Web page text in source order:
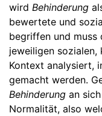
wird Behinderung
bewertete und
begriffen und muss
jeweiligen
Kontext analysiert,
gemacht werden.
Behinderung an
Normalität, also